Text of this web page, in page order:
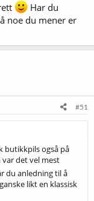
Har du
noe du mener er
#51
butikkpils også på
det vel mest
du anledning til å
likt en klassisk